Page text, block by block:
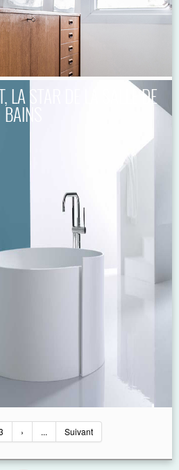
LA STAR DE LA SALLE DE
BAINS
› ... Suivant